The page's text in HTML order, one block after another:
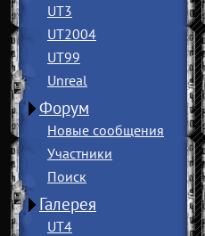
UT3
UT2004
UT99
Unreal
Форум
Новые сообщения
Участники
Поиск
Галерея
UT4